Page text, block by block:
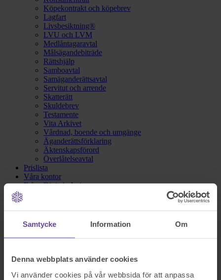
Samtycke Information Om
Denna webbplats använder cookies
Vi använder cookies på vår webbsida för att anpassa
Köpekontrakt och köpebrev
Lagfart
Livsbesiktning®
LVU och LVM
Medlåntagaravtal
Målsägandebiträde
Rättshjälp
Samboavtal
Samäganderättsavtal
Servitut och arrende
Skatterätt
Skuldebrev
Testamente
Vita Arkivet
Vårdnad, boende och umgänge
Äganderättsförklaring
Äktenskapsförord
Överlåtelseavtal
Prislista
Våra kontor
Fråga Digitala Juristen
Nu blev det något fel!
Testa igen och om det fortfarande inte fungerar kontakta oss på
Stäng